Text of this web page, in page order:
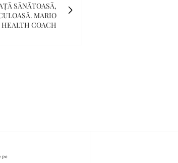
SĂNĂTOASĂ,
MARIO
HEALTH COACH
pe